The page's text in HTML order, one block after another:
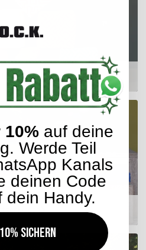
Hocker
auf deine
Werde Teil
Kanals
deinen Code
dein Handy.
sichern